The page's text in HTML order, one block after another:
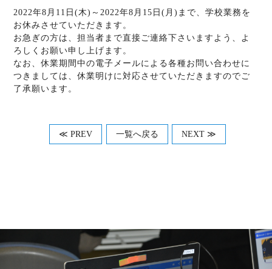
2022年8月11日(木)～2022年8月15日(月)まで、学校業務を
お休みさせていただきます。
お急ぎの方は、担当者まで直接ご連絡下さいますよう、よ
ろしくお願い申し上げます。
なお、休業期間中の電子メールによる各種お問い合わせに
つきましては、休業明けに対応させていただきますのでご
了承願います。
≪ PREV 一覧へ戻る NEXT ≫